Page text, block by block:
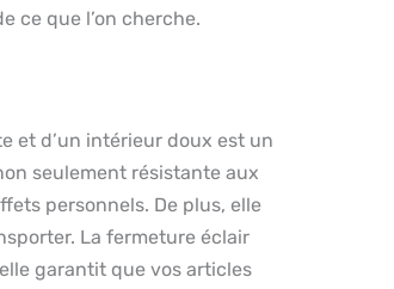
ce que l’on cherche.
et d’un intérieur doux est un
seulement résistante aux
personnels. De plus, elle
La fermeture éclair
garantit que vos articles